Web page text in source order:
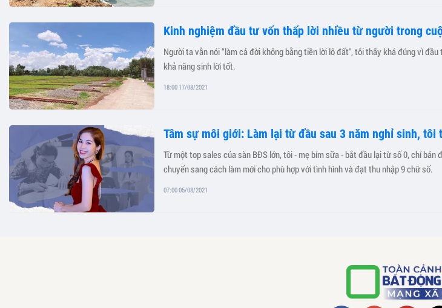
Kinh nghiệm đầu tư vốn thấp lời nhiều từ người trong
Người ta vẫn nói “làm cả đời không bằng tiền lời lô đất", tôi thấy khá đúng vì
khả năng sinh lời tốt.
18:00 17/08/2021
Tâm sự môi giới: Làm lại từ đầu sau 3 năm nghỉ sinh,
Từ một top sales của sàn BĐS lớn, tôi - mẹ bỉm sữa - bắt đầu lại từ số 0, chỉ
chuyển sang cách làm mới cho phù hợp với tình hình và đạt thu nhập 9 chữ số.
07:00 05/08/2021